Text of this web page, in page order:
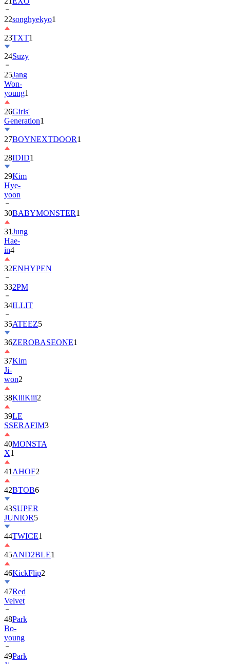
23TXT1
24Suzy
25Jang
Won-
young1
26Girls'
Generation
27BOYNEXTDOOR
28IDID1
29Kim
Hye-
yoon
30BABYMONSTER
31Jung
Hae-
in4
32ENHYPEN
332PM
34ILLIT
35ATEEZ
36ZEROBASEONE
37Kim
Ji-
won2
38KiiiKiii
39LE
SSERAFIM
40MONSTA
X
41AHOF
42 BTOB6
43SUPER
JUNIOR
44TWICE
45AND2BLE
46KickFlip2
47Red
Velvet
48Park
Bo-
young
49Park
Ji-
hoon